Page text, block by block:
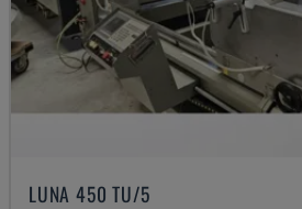
LUNA 450 TU/5